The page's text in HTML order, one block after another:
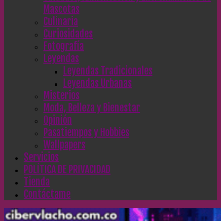
Mascotas
Culinaria
Curiosidades
Fotografía
Leyendas
Leyendas Tradicionales
Leyendas Urbanas
Misterios
Moda, Belleza y Bienestar
Opinión
Pasatiempos y Hobbies
Wallpapers
Servicios
POLÍTICA DE PRIVACIDAD
Tienda
Contáctame